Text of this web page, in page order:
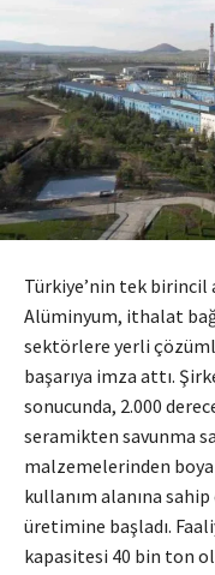
Türkiye’nin tek
Alüminyum, ithalat
sektörlere yerli
başarıya imza attı.
sonucunda, 2.000
seramikten savunma
malzemelerinden
kullanım alanına
üretimine başladı.
kapasitesi 40 bin ton